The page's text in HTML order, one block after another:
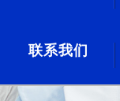
联系我们